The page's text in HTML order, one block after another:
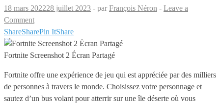
18 mars 202228 juillet 2023 - par François Néron - Leave a
Comment
ShareSharePin ItShare
Fortnite Screenshot 2 Écran Partagé
Fortnite offre une expérience de jeu qui est appréciée par des milliers
de personnes à travers le monde. Choisissez votre personnage et
sautez d’un bus volant pour atterrir sur une île déserte où vous